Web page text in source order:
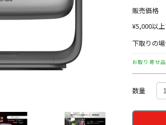
販売価格
¥5,000以
下取りの
お取り寄せ
数量